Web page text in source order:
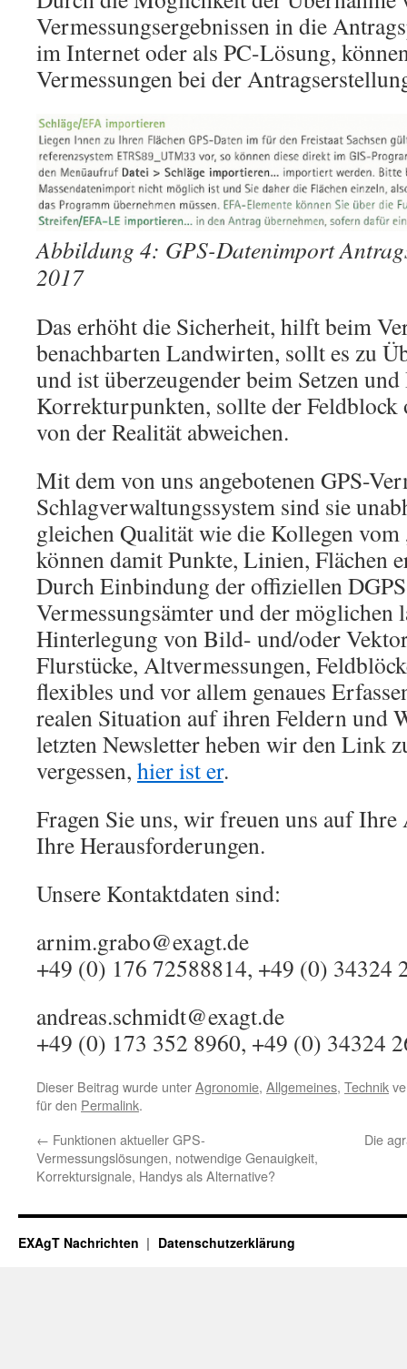
Vermessungsergebnissen in die
im Internet oder als PC-Lösung,
Vermessungen bei der
Abbildung 4: GPS-Datenimport
2017
Das erhöht die Sicherheit, hilft beim
benachbarten Landwirten, sollt es zu
und ist überzeugender beim Setzen
Korrekturpunkten, sollte der Feldblock
von der Realität abweichen.
Mit dem von uns angebotenen GPS-
Schlagverwaltungssystem sind sie
gleichen Qualität wie die Kollegen vom
können damit Punkte, Linien, Flächen
Durch Einbindung der offiziellen
Vermessungsämter und der möglichen
Hinterlegung von Bild- und/oder
Flurstücke, Altvermessungen,
flexibles und vor allem genaues
realen Situation auf ihren Feldern und
letzten Newsletter heben wir den Link
vergessen, hier ist er.
Fragen Sie uns, wir freuen uns auf Ihre
Ihre Herausforderungen.
Unsere Kontaktdaten sind:
arnim.grabo@exagt.de
+49 (0) 176 72588814, +49 (0) 34324
andreas.schmidt@exagt.de
+49 (0) 173 352 8960, +49 (0) 34324
Dieser Beitrag wurde unterAgronomie, Allgemeines, Technik
für den Permalink.
← Funktionen aktueller GPS-
Vermessungslösungen, notwendige Genauigkeit,
Korrektursignale, Handys als Alternative?
Die
EXAgT Nachrichten Datenschutzerklärung